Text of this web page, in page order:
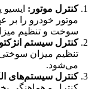
کنترل موتور:
موتور خودرو را بر
سوخت و تنظیم
کنترل سیستم
تنظیم میزان
می‌شود.
کنترل سیستم‌های